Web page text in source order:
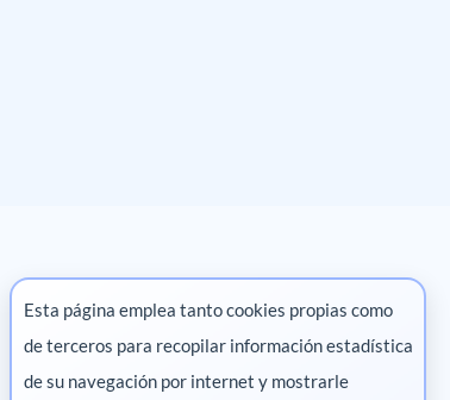
Marketing digital
Esta página emplea tanto cookies propias como
de terceros para recopilar información estadística
de su navegación por internet y mostrarle